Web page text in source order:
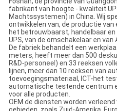
fabrikant van hoogte - kwaliteit
Machtssystemen) in China. Wij
ontwikkelen van, de productie van
het betrouwbaarst, handelbaar
UPS, van de omschakelaar en van
De fabriek behandelt een
meters, heeft meer dan 500
R&D-personeel) en 33 reeksen
lijnen, meer dan 10 reeksen van
toevoegingsmateriaal, ICT-het
automatische testende centrum
voor alle producten.
OEM de diensten worden